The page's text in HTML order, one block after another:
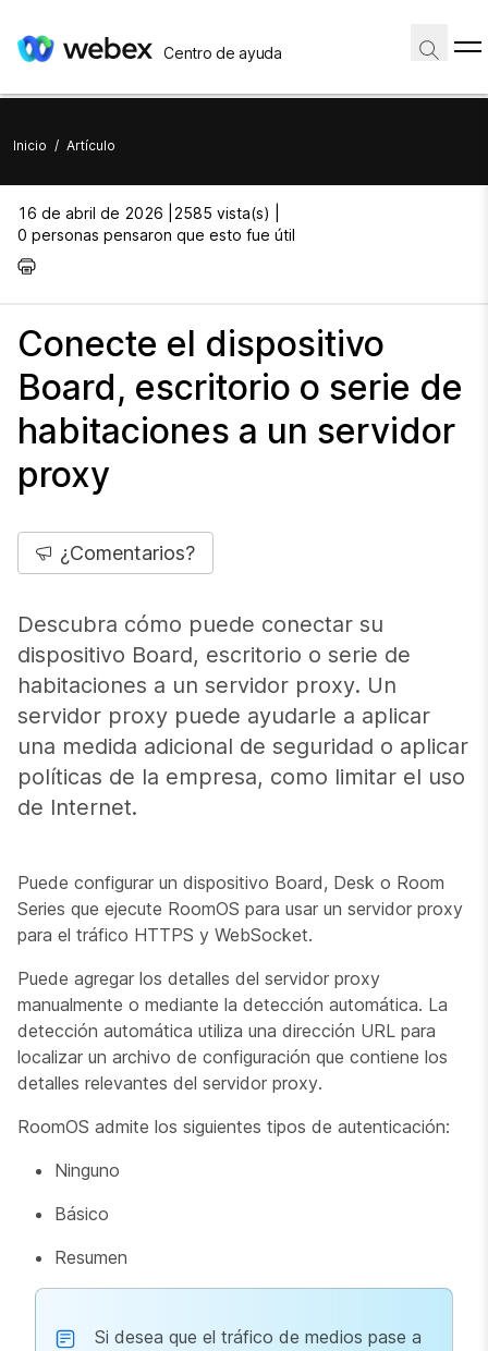
Centro de ayuda
Inicio / Artículo
16 de abril de 2026 |
2585 vista(s) |
0 personas pensaron que esto fue útil
Conecte el dispositivo
Board, escritorio o serie de
habitaciones a un servidor
proxy
¿Comentarios?
Descubra cómo puede conectar su
dispositivo Board, escritorio o serie de
habitaciones a un servidor proxy. Un
servidor proxy puede ayudarle a aplicar
una medida adicional de seguridad o aplicar
políticas de la empresa, como limitar el uso
de Internet.
Puede configurar un dispositivo Board, Desk o Room
Series que ejecute RoomOS para usar un servidor proxy
para el tráfico HTTPS y WebSocket.
Puede agregar los detalles del servidor proxy
manualmente o mediante la detección automática. La
detección automática utiliza una dirección URL para
localizar un archivo de configuración que contiene los
detalles relevantes del servidor proxy.
RoomOS admite los siguientes tipos de autenticación:
Ninguno
Básico
Resumen
Si desea que el tráfico de medios pase a